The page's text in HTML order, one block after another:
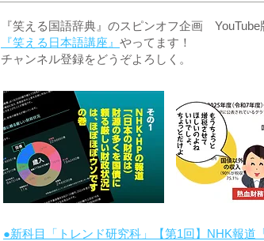
『笑える国語辞典』のスピンオフ企画 YouTube
『笑える日本語講座』 やってます！
チャンネル登録をどうぞよろしく。
●新科目「トレンド研究科」【第1回】NHK報道